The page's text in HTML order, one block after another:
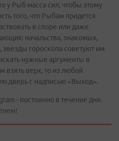
у Рыб масса сил, чтобы этому
того, что Рыбам придется
в споре или даже
начальства, знакомых,
гороскопа советуют им
нужные аргументы в
взять верх, то из любой
дверь с надписью «Выход».
- постоянно в течение дня.